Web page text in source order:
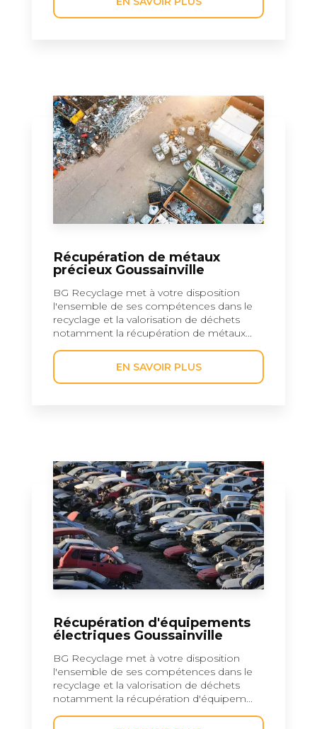
Récupération de métaux
précieux Goussainville
BG Recyclage met à votre disposition
l'ensemble de ses compétences dans le
recyclage et la valorisation de déchets
notamment la récupération de métaux...
EN SAVOIR PLUS
Récupération d'équipements
électriques Goussainville
BG Recyclage met à votre disposition
l'ensemble de ses compétences dans le
recyclage et la valorisation de déchets
notamment la récupération d'équipem...